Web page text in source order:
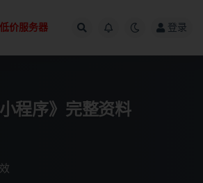
低价服务器 登录
程序》完整资料